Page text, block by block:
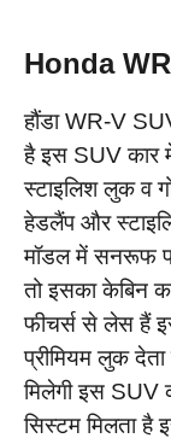
Honda
हौंडा WR-V
है इस SUV कार
स्टाइलिश लुक व
हेडलैंप और
मॉडल में सनरूफ
तो इसका केबिन
फीचर्स से लेस हैं
प्रीमियम लुक
मिलेगी इस SUV
सिस्टम मिलता है